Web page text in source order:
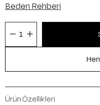
Beden Rehberi
Ürün Özellikleri